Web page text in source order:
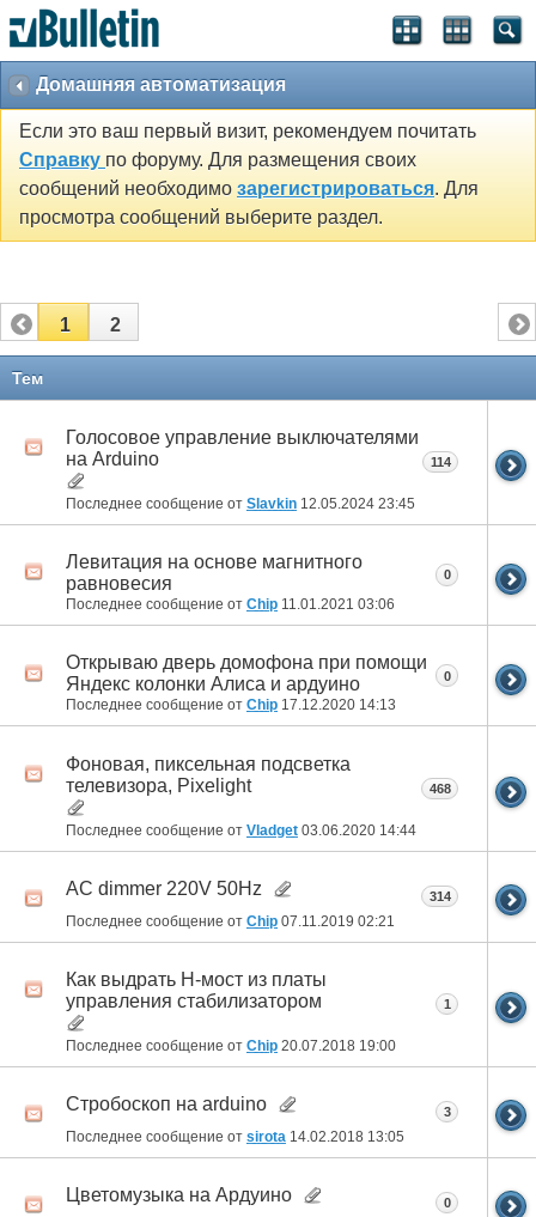
Домашняя автоматизация
Если это ваш первый визит, рекомендуем почитать
Справку по форуму. Для размещения своих
сообщений необходимо зарегистрироваться. Для
просмотра сообщений выберите раздел.
1 2
Тем
Голосовое управление выключателями
на Arduino
Последнее сообщение от Slavkin 12.05.2024 23:45
114
Левитация на основе магнитного
равновесия
Последнее сообщение от Chip 11.01.2021 03:06
0
Открываю дверь домофона при помощи
Яндекс колонки Алиса и ардуино
Последнее сообщение от Chip 17.12.2020 14:13
0
Фоновая, пиксельная подсветка
телевизора, Pixelight
Последнее сообщение от Vladget 03.06.2020 14:44
468
AC dimmer 220V 50Hz
Последнее сообщение от Chip 07.11.2019 02:21
314
Как выдрать Н-мост из платы
управления стабилизатором
Последнее сообщение от Chip 20.07.2018 19:00
1
Стробоскоп на arduino
Последнее сообщение от sirota 14.02.2018 13:05
3
Цветомузыка на Ардуино 0